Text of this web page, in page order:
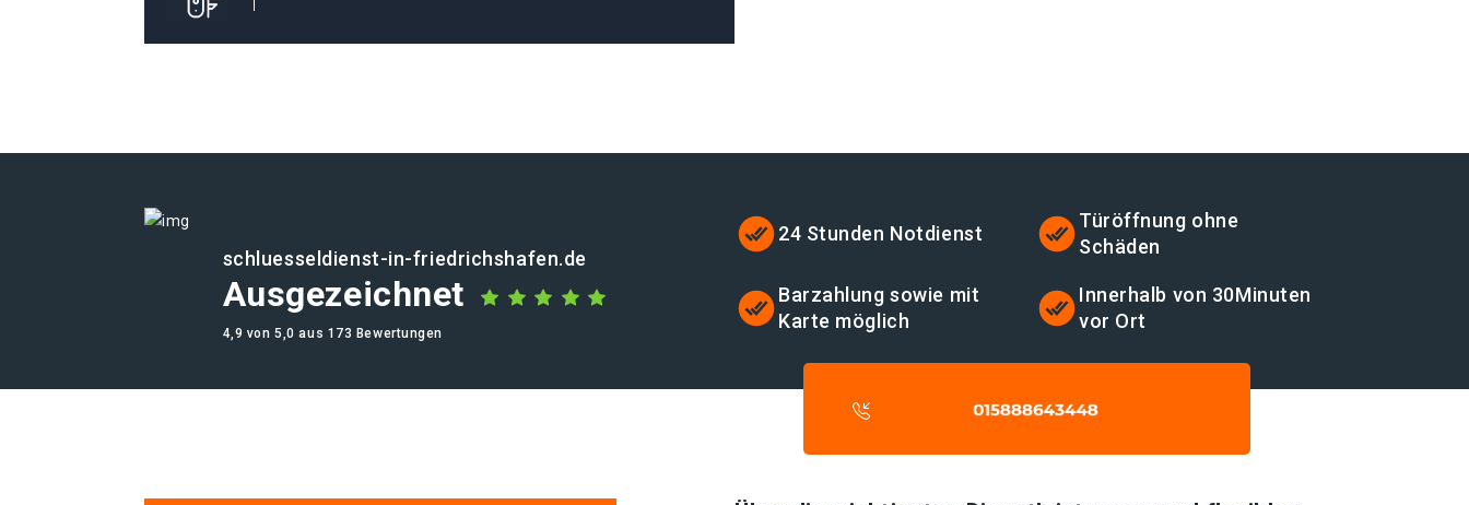
schluesseldienst-in-friedrichshafen.de
Ausgezeichnet
4,9 von 5,0 aus 173 Bewertungen
24 Stunden Notdienst
Türöffnung ohne
Schäden
Barzahlung sowie mit
Karte möglich
Innerhalb von 30Minuten
vor Ort